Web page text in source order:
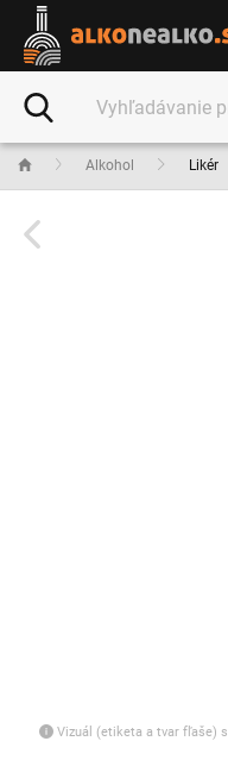
Alkohol Likér
Vizuál (etiketa a tvar fľaše)